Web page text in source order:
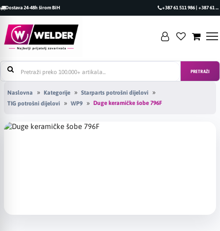
Dostava 24-48h širom BiH +387 61 511 986 | +387 61 493 470
PRETRAŽI
Naslovna Kategorije
Starparts potrošni dijelovi
TIG potrošni dijelovi
WP9 Duge keramičke šobe 796F